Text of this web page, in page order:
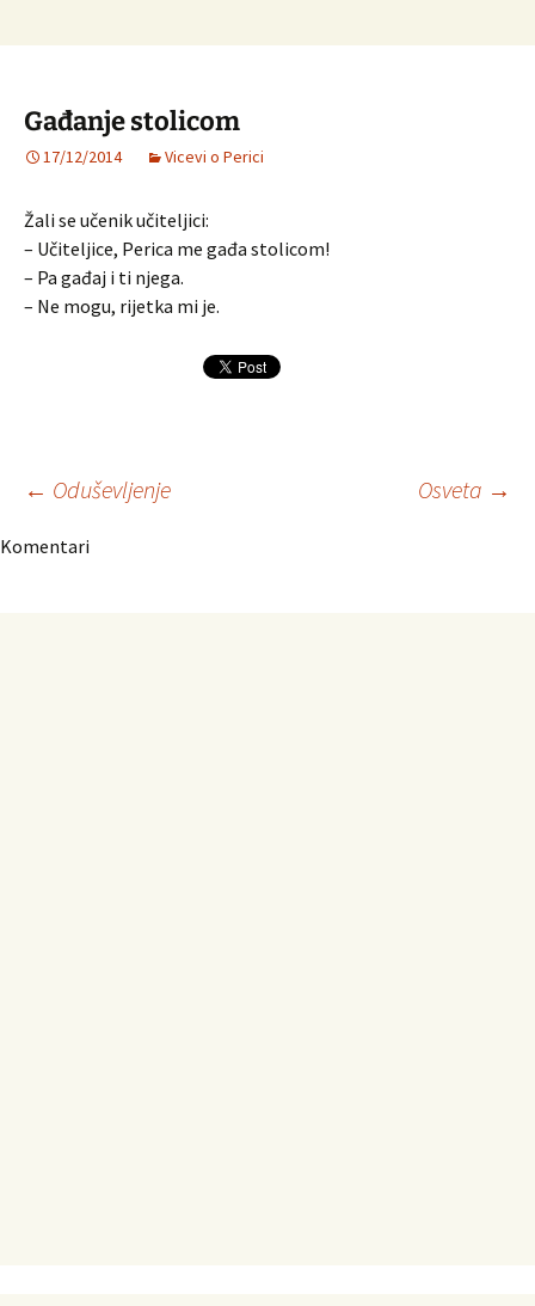
Gađanje stolicom
17/12/2014 Vicevi o Perici
Žali se učenik učiteljici:
– Učiteljice, Perica me gađa stolicom!
– Pa gađaj i ti njega.
– Ne mogu, rijetka mi je.
Navigacija
← Oduševljenje Osveta →
Komentari